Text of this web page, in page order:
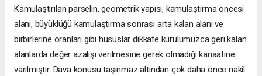
Kamulaştırılan parselin, geometrik yapısı, kamulaştırma öncesi
alanı, büyüklüğü kamulaştırma sonrası arta kalan alanı ve
birbirlerine oranları gibi hususlar dikkate kurulumuzca geri kalan
alanlarda değer azalışı verilmesine gerek olmadığı kanaatine
varılmıştır. Dava konusu taşınmaz altından çok daha önce nakil